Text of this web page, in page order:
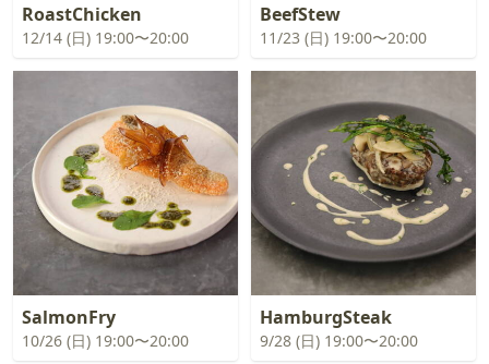
RoastChicken
12/14 (日) 19:00〜20:00
BeefStew
11/23 (日) 19:00〜20:00
SalmonFry
10/26 (日) 19:00〜20:00
HamburgSteak
9/28 (日) 19:00〜20:00